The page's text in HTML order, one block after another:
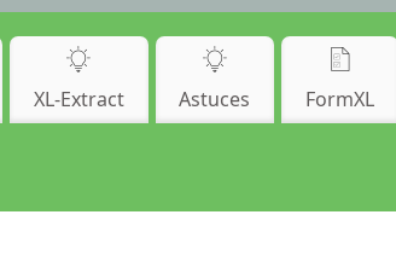
XL-Extract Astuces FormXL